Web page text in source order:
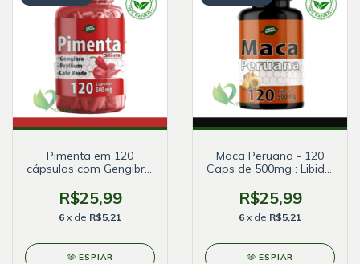
Pimenta em 120
cápsulas com Gengibre,
R$25,99
6 x de R$5,21
ESPIAR
Maca Peruana - 120
Caps de 500mg : Libido,
R$25,99
6 x de R$5,21
ESPIAR